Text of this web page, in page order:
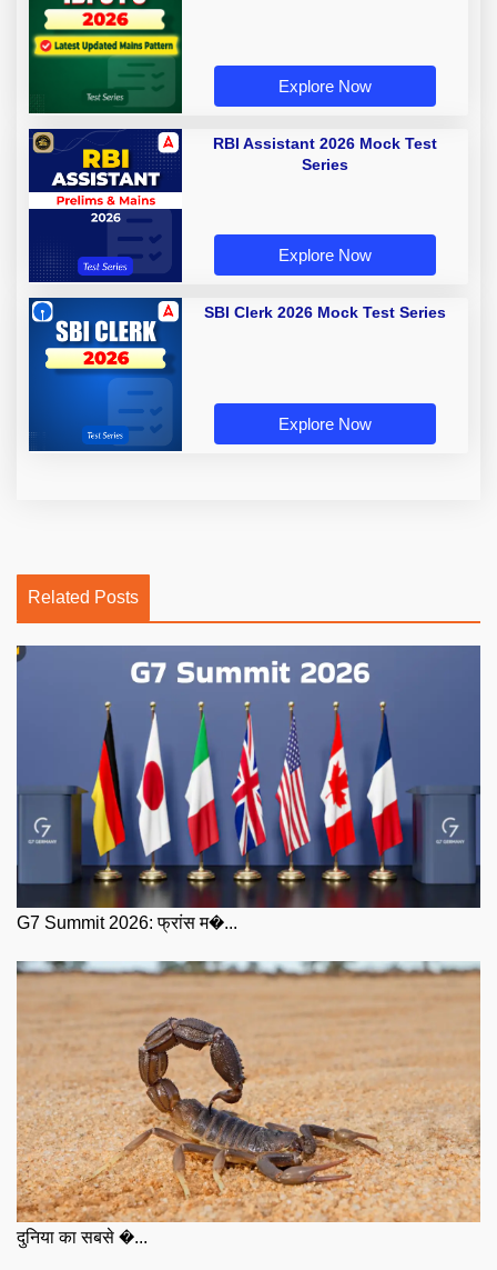
Explore Now
RBI Assistant 2026 Mock Test
Series
Explore Now
SBI Clerk 2026 Mock Test Series
Explore Now
Related Posts
G7 Summit 2026: फ्रांस म�...
दुनिया का सबसे �...